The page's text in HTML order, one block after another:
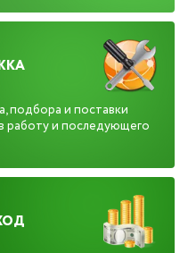
подбора и поставки
работу и последующего